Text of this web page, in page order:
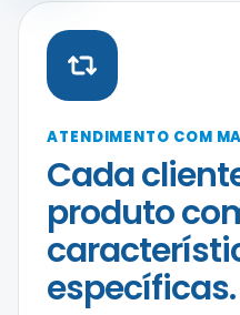
ATENDIMENTO COM
Cada
produto
específicas.